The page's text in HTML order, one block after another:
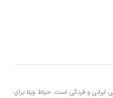
ویلا ایوب اقامتگاهی برای آرامش و تفریح شماست. این ویلا در زمینی به مساحت 150 متر مربع با زیر بنای 140 متر مربع در شهر سرخ رود واقع شده است. ویلا دوبلکس بوده و دارای 2 اتاق خواب، حمام و سرویس بهداشتی ایرانی و فرنگی است. حیاط ویلا برای